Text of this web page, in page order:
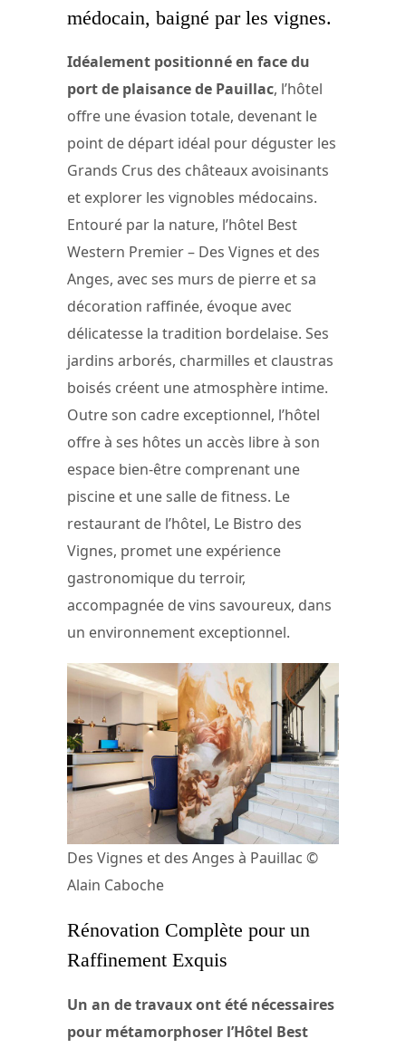
médocain, baigné par les vignes.
Idéalement positionné en face du
port de plaisance de Pauillac, l’hôtel
offre une évasion totale, devenant le
point de départ idéal pour déguster les
Grands Crus des châteaux avoisinants
et explorer les vignobles médocains.
Entouré par la nature, l’hôtel Best
Western Premier – Des Vignes et des
Anges, avec ses murs de pierre et sa
décoration raffinée, évoque avec
délicatesse la tradition bordelaise. Ses
jardins arborés, charmilles et claustras
boisés créent une atmosphère intime.
Outre son cadre exceptionnel, l’hôtel
offre à ses hôtes un accès libre à son
espace bien-être comprenant une
piscine et une salle de fitness. Le
restaurant de l’hôtel, Le Bistro des
Vignes, promet une expérience
gastronomique du terroir,
accompagnée de vins savoureux, dans
un environnement exceptionnel.
Des Vignes et des Anges à Pauillac ©
Alain Caboche
Rénovation Complète pour un
Raffinement Exquis
Un an de travaux ont été nécessaires
pour métamorphoser l’Hôtel Best